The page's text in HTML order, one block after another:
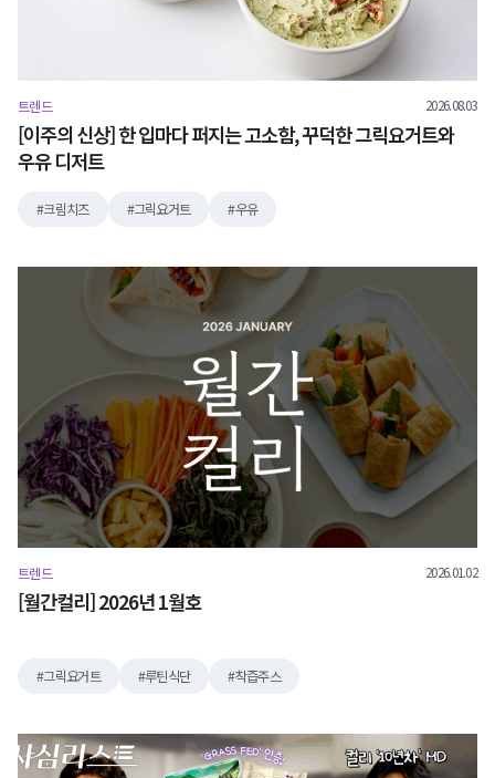
트렌드 2026.08.03
[이주의 신상] 한 입마다 퍼지는 고소함, 꾸덕한 그릭요거트와
우유 디저트
크림치즈 그릭요거트 우유
트렌드 2026.01.02
[월간컬리] 2026년 1월호
그릭요거트 루틴식단 착즙주스